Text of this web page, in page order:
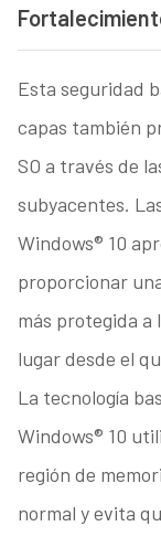
Esta seguridad
capas también
SO a través de
subyacentes.
Windows® 10
proporcionar
más protegida
lugar desde el
La tecnología
Windows® 10
región de
normal y evita